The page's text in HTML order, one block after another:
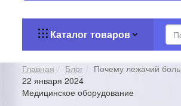
Каталог товаров
Главная Блог
Почему лежачий
22 января 2024
Медицинское оборудование